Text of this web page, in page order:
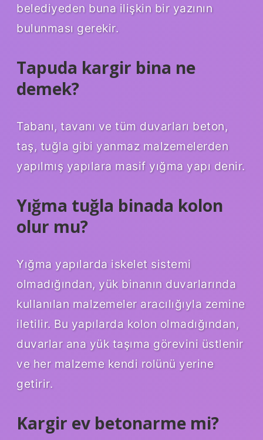
belediyeden buna ilişkin bir yazının
bulunması gerekir.
Tapuda kargir bina ne
demek?
Tabanı, tavanı ve tüm duvarları beton,
taş, tuğla gibi yanmaz malzemelerden
yapılmış yapılara masif yığma yapı denir.
Yığma tuğla binada kolon
olur mu?
Yığma yapılarda iskelet sistemi
olmadığından, yük binanın duvarlarında
kullanılan malzemeler aracılığıyla zemine
iletilir. Bu yapılarda kolon olmadığından,
duvarlar ana yük taşıma görevini üstlenir
ve her malzeme kendi rolünü yerine
getirir.
Kargir ev betonarme mi?